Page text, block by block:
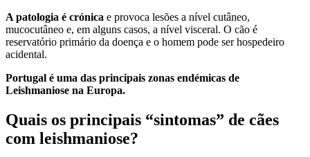
A patologia é crónica e provoca lesões a nível cutâneo,
mucocutâneo e, em alguns casos, a nível visceral. O cão é
reservatório primário da doença e o homem pode ser hospedeiro
acidental.
Portugal é uma das principais zonas endémicas de
Leishmaniose na Europa.
Quais os principais “sintomas” de cães
com leishmaniose?